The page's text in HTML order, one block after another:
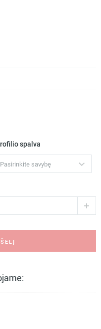
spalva
Pasirinkite savybę